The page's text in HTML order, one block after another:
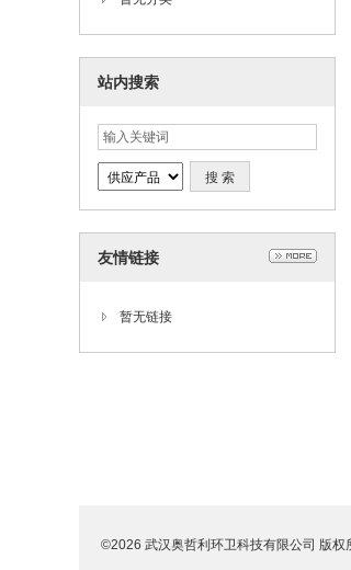
站内搜索
友情链接
暂无链接
©2026 武汉奥哲利环卫科技有限公司 版权